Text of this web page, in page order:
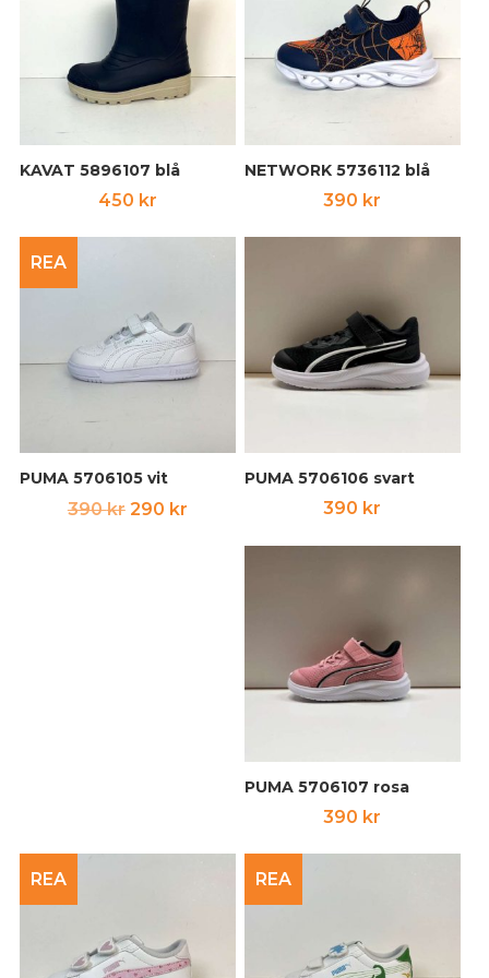
KAVAT 5896107 blå
450 kr
NETWORK 5736112 blå
390 kr
REA
PUMA 5706105 vit
390kr Det
290 krDet
PUMA 5706106 svart
390 kr
PUMA 5706107 rosa
390 kr
REA
REA